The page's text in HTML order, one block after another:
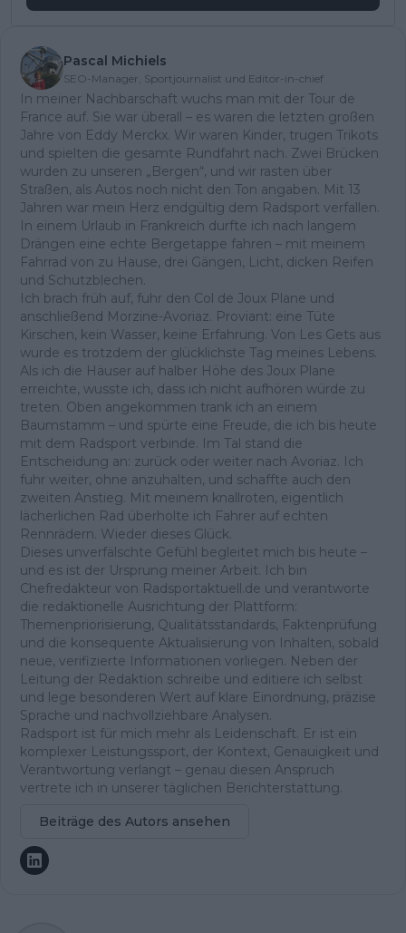
Pascal Michiels
SEO-Manager, Sportjournalist und Editor-in-chief
In meiner Nachbarschaft wuchs man mit der Tour de
France auf. Sie war überall – es waren die letzten großen
Jahre von Eddy Merckx. Wir waren Kinder, trugen Trikots
und spielten die gesamte Rundfahrt nach. Zwei Brücken
wurden zu unseren „Bergen“, und wir rasten über
Straßen, als Autos noch nicht den Ton angaben. Mit 13
Jahren war mein Herz endgültig dem Radsport verfallen.
In einem Urlaub in Frankreich durfte ich nach langem
Drängen eine echte Bergetappe fahren – mit meinem
Fahrrad von zu Hause, drei Gängen, Licht, dicken Reifen
und Schutzblechen.
Ich brach früh auf, fuhr den Col de Joux Plane und
anschließend Morzine-Avoriaz. Proviant: eine Tüte
Kirschen, kein Wasser, keine Erfahrung. Von Les Gets aus
wurde es trotzdem der glücklichste Tag meines Lebens.
Als ich die Häuser auf halber Höhe des Joux Plane
erreichte, wusste ich, dass ich nicht aufhören würde zu
treten. Oben angekommen trank ich an einem
Baumstamm – und spürte eine Freude, die ich bis heute
mit dem Radsport verbinde. Im Tal stand die
Entscheidung an: zurück oder weiter nach Avoriaz. Ich
fuhr weiter, ohne anzuhalten, und schaffte auch den
zweiten Anstieg. Mit meinem knallroten, eigentlich
lächerlichen Rad überholte ich Fahrer auf echten
Rennrädern. Wieder dieses Glück.
Dieses unverfälschte Gefühl begleitet mich bis heute –
und es ist der Ursprung meiner Arbeit. Ich bin
Chefredakteur von Radsportaktuell.de und verantworte
die redaktionelle Ausrichtung der Plattform:
Themenpriorisierung, Qualitätsstandards, Faktenprüfung
und die konsequente Aktualisierung von Inhalten, sobald
neue, verifizierte Informationen vorliegen. Neben der
Leitung der Redaktion schreibe und editiere ich selbst
und lege besonderen Wert auf klare Einordnung, präzise
Sprache und nachvollziehbare Analysen.
Radsport ist für mich mehr als Leidenschaft. Er ist ein
komplexer Leistungssport, der Kontext, Genauigkeit und
Verantwortung verlangt – genau diesen Anspruch
vertrete ich in unserer täglichen Berichterstattung.
Beiträge des Autors ansehen